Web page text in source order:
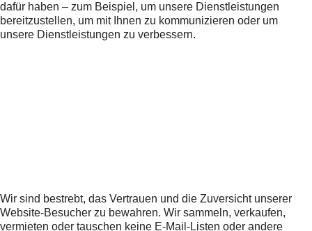
dafür haben – zum Beispiel, um unsere Dienstleistungen
bereitzustellen, um mit Ihnen zu kommunizieren oder um
unsere Dienstleistungen zu verbessern.
Wir sind bestrebt, das Vertrauen und die Zuversicht unserer
Website-Besucher zu bewahren. Wir sammeln, verkaufen,
vermieten oder tauschen keine E-Mail-Listen oder andere